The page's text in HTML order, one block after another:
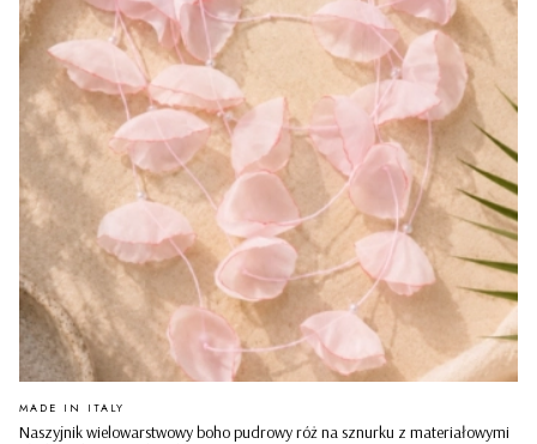
Naszyjnik wielowarstwowy boho pudrowy róż na sznurku z materiałowymi
PRODUCENT
MADE IN ITALY